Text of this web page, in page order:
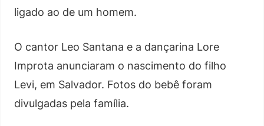
ligado ao de um homem.
O cantor Leo Santana e a dançarina Lore
Improta anunciaram o nascimento do filho
Levi, em Salvador. Fotos do bebê foram
divulgadas pela família.